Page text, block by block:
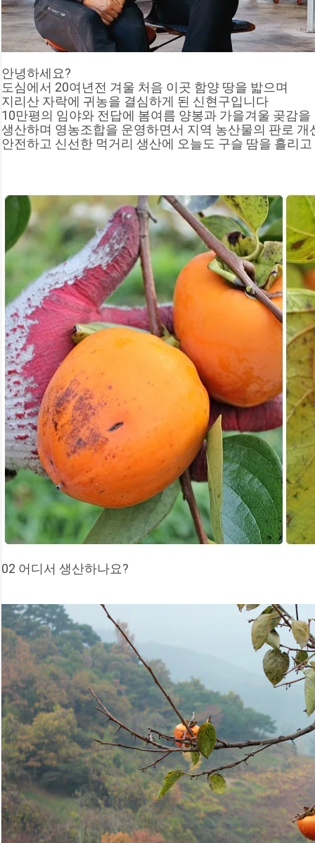
안녕하세요?
도심에서 20여년전 겨울 처음 이곳 함양 땅을 밟으며
지리산 자락에 귀농을 결심하게 된 신현구입니다
10만평의 임야와 전답에 봄여름 양봉과 가을겨울 곶감을
생산하며 영농조합을 운영하면서 지역 농산물의 판로 개
안전하고 신선한 먹거리 생산에 오늘도 구슬 땀을 흘리
02 어디서 생산하나요?